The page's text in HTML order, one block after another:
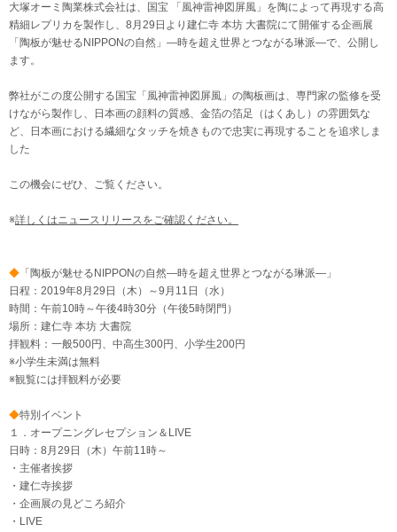
大塚オーミ陶業株式会社は、国宝 「風神雷神図屏風」を陶によって再現する高
精細レプリカを製作し、8月29日より建仁寺 本坊 大書院にて開催する企画展
「陶板が魅せるNIPPONの自然」―時を超え世界とつながる琳派―で、公開し
ます。
弊社がこの度公開する国宝「風神雷神図屏風」の陶板画は、専門家の監修を受
けながら製作し、日本画の顔料の質感、金箔の箔足（はくあし）の雰囲気な
ど、日本画における繊細なタッチを焼きもので忠実に再現することを追求しま
した
この機会にぜひ、ご覧ください。
※詳しくはニュースリリースをご確認ください。
◆ 「陶板が魅せるNIPPONの自然―時を超え世界とつながる琳派―」
日程：2019年8月29日（木）～9月11日（水）
時間：午前10時～午後4時30分（午後5時閉門）
場所：建仁寺 本坊 大書院
拝観料：一般500円、中高生300円、小学生200円
※小学生未満は無料
※観覧には拝観料が必要
◆特別イベント
１．オープニングレセプション＆LIVE
日時：8月29日（木）午前11時～
・主催者挨拶
・建仁寺挨拶
・企画展の見どころ紹介
・LIVE